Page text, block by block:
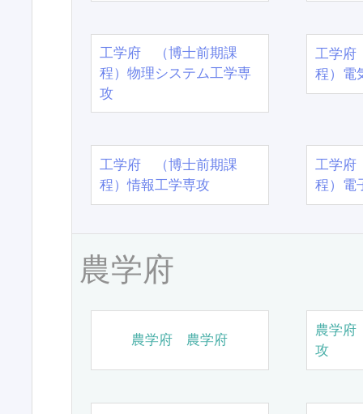
工学府 （博士前期課
程）物理システム工学専
攻
工学
程）電
工学府 （博士前期課
程）情報工学専攻
工学
程）電
農学府
農学府 農学府
農学
攻